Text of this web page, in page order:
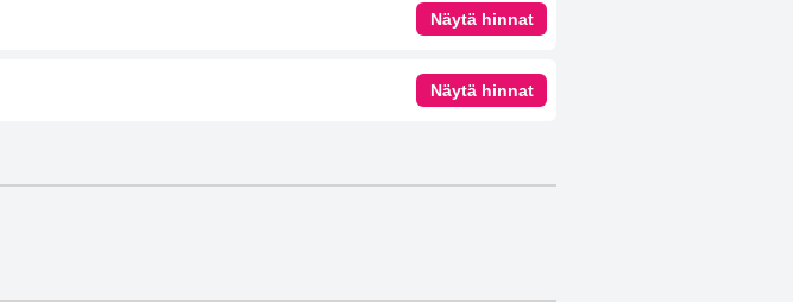
Näytä hinnat
Näytä hinnat